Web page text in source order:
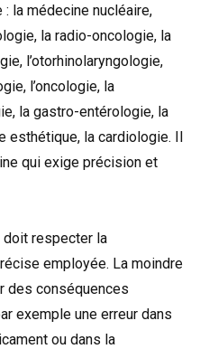
la médecine nucléaire,
la radio-oncologie, la
l’otorhinolaryngologie,
l’oncologie, la
la gastro-entérologie, la
esthétique, la cardiologie. Il
qui exige précision et
doit respecter la
employée. La moindre
des conséquences
exemple une erreur dans
ou dans la